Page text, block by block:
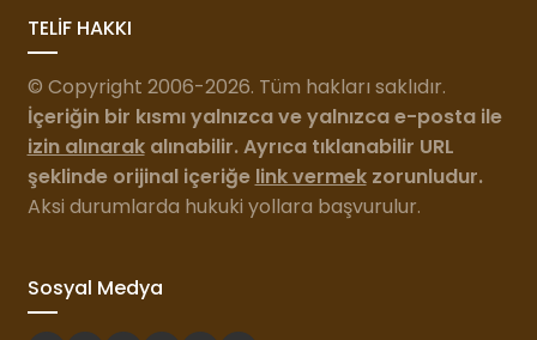
TELİF HAKKI
© Copyright 2006-2026. Tüm hakları saklıdır.
İçeriğin bir kısmı yalnızca ve yalnızca e-posta ile
izin alınarakalınabilir. Ayrıca tıklanabilir URL
şeklinde orijinal içeriğe link vermekzorunludur.
Aksi durumlarda hukuki yollara başvurulur.
Sosyal Medya